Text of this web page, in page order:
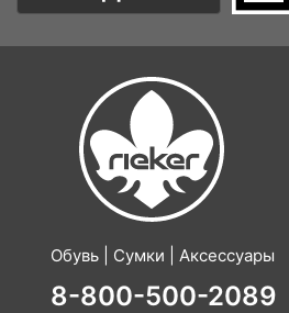
Обувь | Сумки | Аксессуары
8-800-500-2089